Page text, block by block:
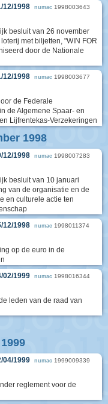
12/1998 numac 1998003643
besluit van 26 november
met biljetten, "WIN FOR
door de Nationale
12/1998 numac 1998003677
de Federale
de Algemene Spaar- en
Lijfrentekas-Verzekeringen
1998
12/1998 numac 1998007283
besluit van 10 januari
van de organisatie en de
en culturele actie ten
12/1998 numac 1998011374
op de euro in de
02/1999 numac 1998016344
leden van de raad van
04/1999 numac 1999009339
reglement voor de